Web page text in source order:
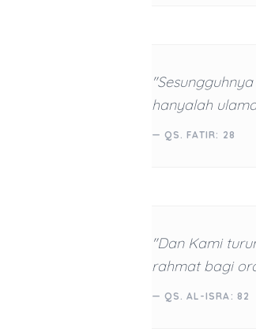
hanyalah
— QS. FATIR: 28
"Dan Kami
rahmat bagi
— QS. AL-ISRA: 82